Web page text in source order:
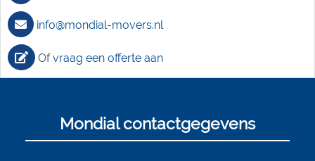
info@mondial-movers.nl
Ofvraag een offerte aan
Mondial contactgegevens